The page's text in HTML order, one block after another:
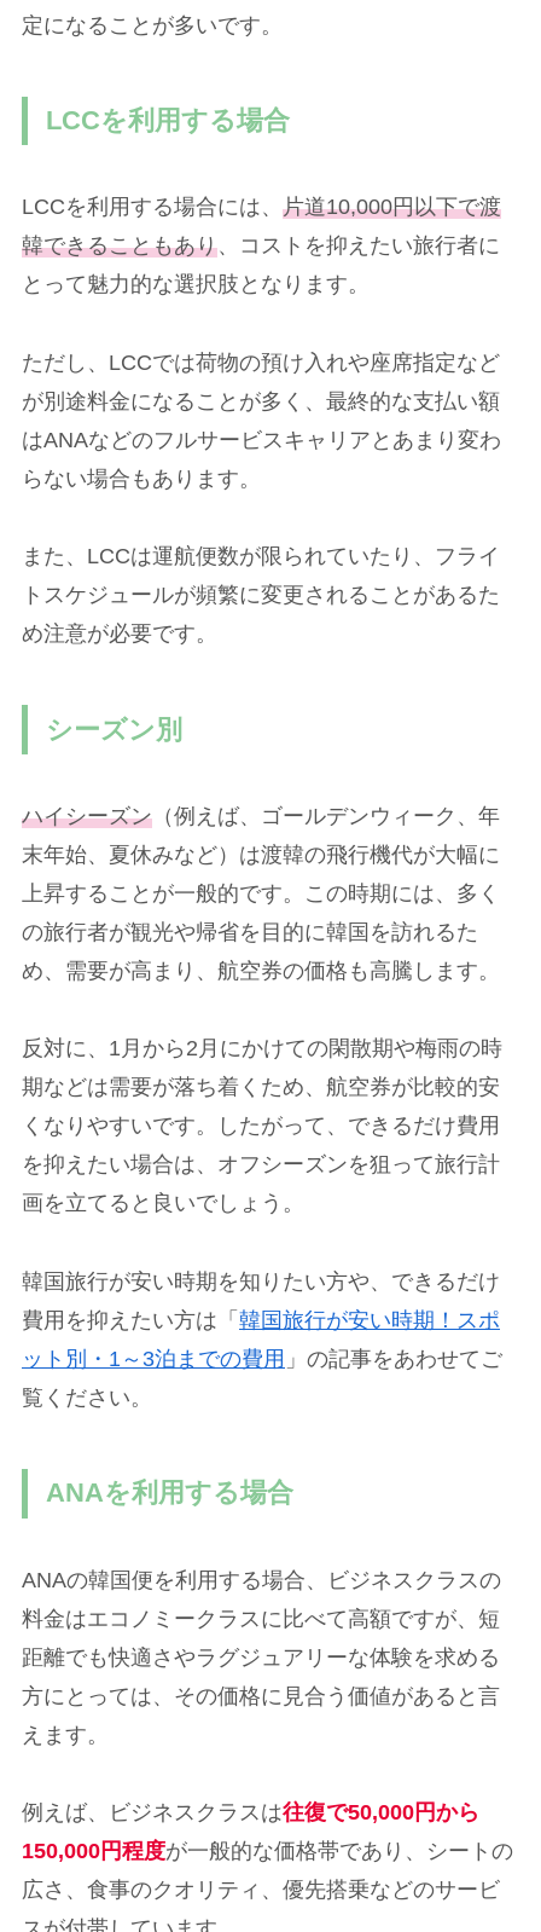
定になることが多いです。
LCCを利用する場合
LCCを利用する場合には、 片道10,000円以下で渡
韓できることもあり、コストを抑えたい旅行者に
とって魅力的な選択肢となります。
ただし、LCCでは荷物の預け入れや座席指定など
が別途料金になることが多く、最終的な支払い額
はANAなどのフルサービスキャリアとあまり変わ
らない場合もあります。
また、LCCは運航便数が限られていたり、フライ
トスケジュールが頻繁に変更されることがあるた
め注意が必要です。
シーズン別
ハイシーズン （例えば、ゴールデンウィーク、年
末年始、夏休みなど）は渡韓の飛行機代が大幅に
上昇することが一般的です。この時期には、多く
の旅行者が観光や帰省を目的に韓国を訪れるた
め、需要が高まり、航空券の価格も高騰します。
反対に、1月から2月にかけての閑散期や梅雨の時
期などは需要が落ち着くため、航空券が比較的安
くなりやすいです。したがって、できるだけ費用
を抑えたい場合は、オフシーズンを狙って旅行計
画を立てると良いでしょう。
韓国旅行が安い時期を知りたい方や、できるだけ
費用を抑えたい方は「 韓国旅行が安い時期！スポ
ット別・1～3泊までの費用 」の記事をあわせてご
覧ください。
ANAを利用する場合
ANAの韓国便を利用する場合、ビジネスクラスの
料金はエコノミークラスに比べて高額ですが、短
距離でも快適さやラグジュアリーな体験を求める
方にとっては、その価格に見合う価値があると言
えます。
例えば、ビジネスクラスは往復で50,000円から
150,000円程度が一般的な価格帯であり、シートの
広さ、食事のクオリティ、優先搭乗などのサービ